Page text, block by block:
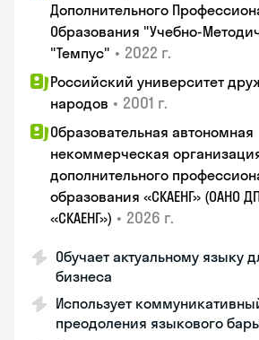
Дополнительного
Образования "Учебно-
"Темпус" • 2022 г.
Российский университет
народов • 2001 г.
Образовательная автономная
некоммерческая
дополнительного
образования «СКАЕНГ» (ОАНО
«СКАЕНГ») • 2026 г.
Обучает актуальному языку
бизнеса
Использует
преодоления языкового